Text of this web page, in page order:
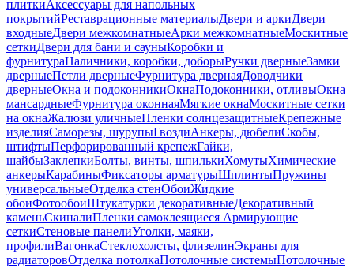
плиткиАксессуары для напольных
покрытийРеставрационные материалыДвери и аркиДвери
входныеДвери межкомнатныеАрки межкомнатныеМоскитные
сеткиДвери для бани и сауныКоробки и
фурнитураНаличники, коробки, доборыРучки дверныеЗамки
дверныеПетли дверныеФурнитура двернаяДоводчики
дверныеОкна и подоконникиОкнаПодоконники, отливыОкна
мансардныеФурнитура оконнаяМягкие окнаМоскитные сетки
на окнаЖалюзи уличныеПленки солнцезащитныеКрепежные
изделияСаморезы, шурупыГвоздиАнкеры, дюбелиСкобы,
штифтыПерфорированный крепежГайки,
шайбыЗаклепкиБолты, винты, шпилькиХомутыХимические
анкерыКарабиныФиксаторы арматурыШплинтыПружины
универсальныеОтделка стенОбоиЖидкие
обоиФотообоиШтукатурки декоративныеДекоративный
каменьСкиналиПленки самоклеящиеся Армирующие
сеткиСтеновые панелиУголки, маяки,
профилиВагонкаСтеклохолсты, флизелинЭкраны для
радиаторовОтделка потолкаПотолочные системыПотолочные